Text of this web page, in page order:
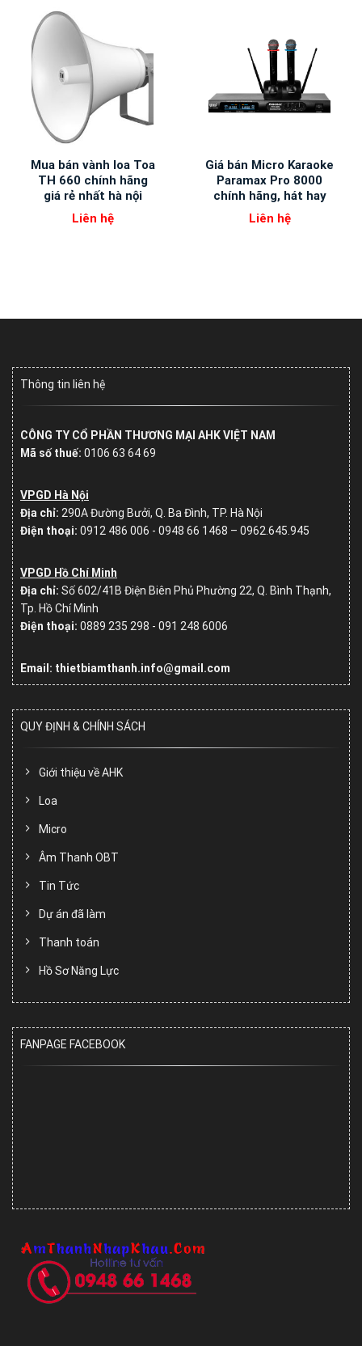
Mua bán vành loa Toa
TH 660 chính hãng
giá rẻ nhất hà nội
Liên hệ
Giá bán Micro Karaoke
Paramax Pro 8000
chính hãng, hát hay
Liên hệ
Thông tin liên hệ
CÔNG TY CỔ PHẦN THƯƠNG MẠI AHK VIỆT NAM
Mã số thuế: 0106 63 64 69
VPGD Hà Nội
Địa chỉ: 290A Đường Bưởi, Q. Ba Đình, TP. Hà Nội
Điện thoại: 0912 486 006 - 0948 66 1468 – 0962.645.945
VPGD Hồ Chí Minh
Địa chỉ: Số602/41B Điện Biên Phủ Phường 22, Q. Bình Thạnh,
Tp. Hồ Chí Minh
Điện thoại: 0889 235 298 - 091 248 6006
Email: thietbiamthanh.info@gmail.com
QUY ĐỊNH & CHÍNH SÁCH
Giới thiệu về AHK
Loa
Micro
Âm Thanh OBT
Tin Tức
Dự án đã làm
Thanh toán
Hồ Sơ Năng Lực
FANPAGE FACEBOOK